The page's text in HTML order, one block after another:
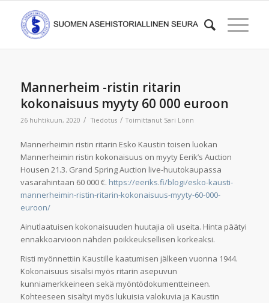
Mannerheim -ristin ritarin
kokonaisuus myyty 60 000 euroon
26 huhtikuun, 2020 / Tiedotus / Toimittanut Sari Lönn
Mannerheimin ristin ritarin Esko Kaustin toisen luokan
Mannerheimin ristin kokonaisuus on myyty Eerik’s Auction
Housen 21.3. Grand Spring Auction live-huutokaupassa
vasarahintaan 60 000 €. https://eeriks.fi/blogi/esko-kausti-
mannerheimin-ristin-ritarin-kokonaisuus-myyty-60-000-
euroon/
Ainutlaatuisen kokonaisuuden huutajia oli useita. Hinta päätyi
ennakkoarvioon nähden poikkeuksellisen korkeaksi.
Risti myönnettiin Kaustille kaatumisen jälkeen vuonna 1944.
Kokonaisuus sisälsi myös ritarin asepuvun
kunniamerkkeineen sekä myöntödokumentteineen.
Kohteeseen sisältyi myös lukuisia valokuvia ja Kaustin